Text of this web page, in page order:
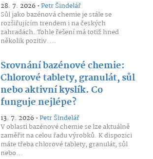
28. 7. 2026 •Petr Šindelář
Sůl jako bazénová chemie je stále se
rozšiřujícím trendem i na českých
zahradách. Tohle řešení má totiž hned
několik pozitiv....
Srovnání bazénové chemie:
Chlorové tablety, granulát, sůl
nebo aktivní kyslík. Co
funguje nejlépe?
13. 7. 2026 •Petr Šindelář
V oblasti bazénové chemie se lze aktuálně
zaměřit na celou řadu výrobků. K dispozici
máte třeba chlorové tablety, granulát, sůl
nebo...